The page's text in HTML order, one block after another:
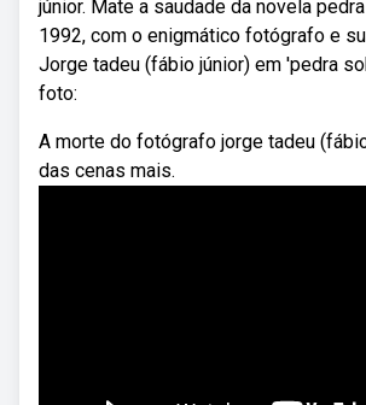
júnior. Mate a saudade da novela
1992, com o enigmático fotógrafo e
Jorge tadeu (fábio júnior) em 'pedra
foto:
A morte do fotógrafo jorge tadeu
das cenas mais.